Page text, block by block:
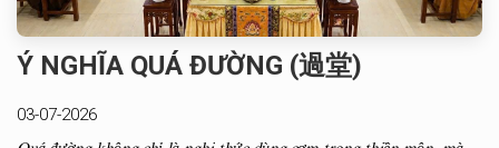
Ý NGHĨA QUÁ ĐƯỜNG (過堂)
03-07-2026